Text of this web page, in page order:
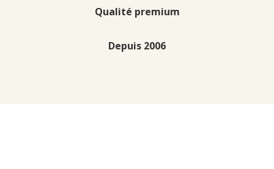
Qualité premium
Depuis 2006